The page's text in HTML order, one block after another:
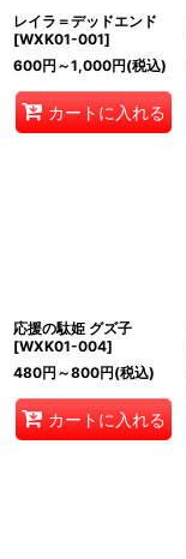
レイラ＝デッドエンド
[WXK01-001]
600円 ～1,000円(税込)
カートに入れる
応援の駄姫 グズ子
[WXK01-004]
480円 ～800円(税込)
カートに入れる